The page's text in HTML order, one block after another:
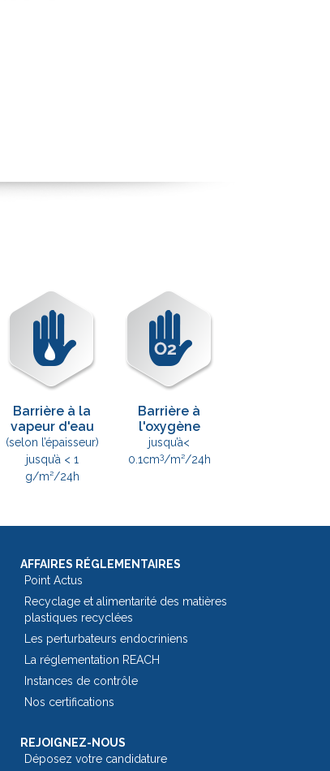
Barrière à la
vapeur d'eau
(selon l’épaisseur)
jusqu’à < 1
g/m²/24h
Barrière à
l'oxygène
jusqu’à<
0.1cm3/m²/24h
AFFAIRES RÉGLEMENTAIRES
Point Actus
Recyclage et alimentarité des matières
plastiques recyclées
Les perturbateurs endocriniens
La réglementation REACH
Instances de contrôle
Nos certifications
REJOIGNEZ-NOUS
Déposez votre candidature